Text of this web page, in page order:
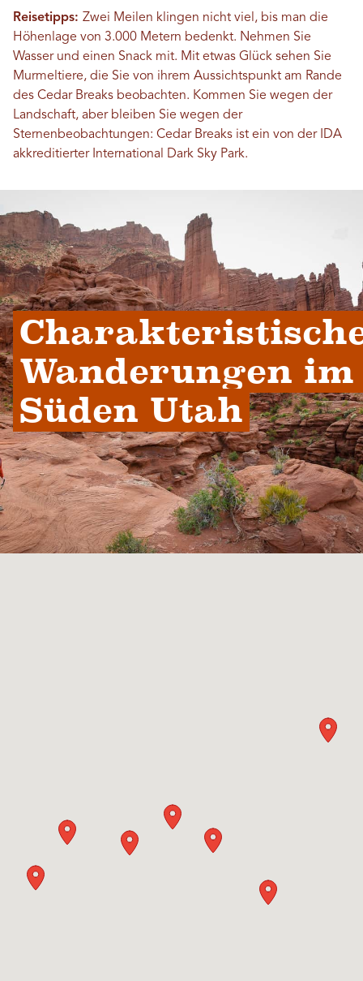
Reisetipps: Zwei Meilen klingen nicht viel, bis man die
Höhenlage von 3.000 Metern bedenkt. Nehmen Sie
Wasser und einen Snack mit. Mit etwas Glück sehen Sie
Murmeltiere, die Sie von ihrem Aussichtspunkt am Rande
des Cedar Breaks beobachten. Kommen Sie wegen der
Landschaft, aber bleiben Sie wegen der
Sternenbeobachtungen: Cedar Breaks ist ein von der IDA
akkreditierter International Dark Sky Park.
Wanderungen im
Süden Utah